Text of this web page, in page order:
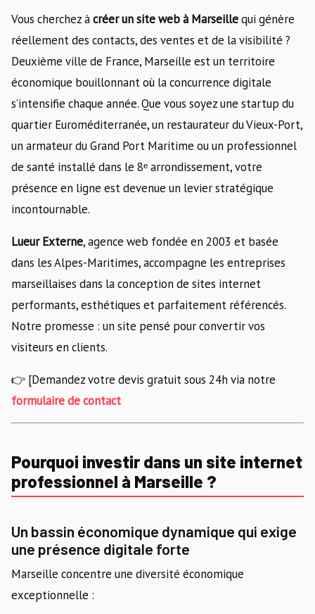
Vous cherchez àcréer un site web à Marseillequi génère
réellement des contacts, des ventes et de la visibilité ?
Deuxième ville de France, Marseille est un territoire
économique bouillonnant où la concurrence digitale
s’intensifie chaque année. Que vous soyez une startup du
quartier Euroméditerranée, un restaurateur du Vieux-Port,
un armateur du Grand Port Maritime ou un professionnel
de santé installé dans le 8ᵉ arrondissement, votre
présence en ligne est devenue un levier stratégique
incontournable.
Lueur Externe, agence web fondée en 2003 et basée
dans les Alpes-Maritimes, accompagne les entreprises
marseillaises dans la conception de sites internet
performants, esthétiques et parfaitement référencés.
Notre promesse : un site pensé pour convertir vos
visiteurs en clients.
👉 [Demandez votre devis gratuit sous 24h via notre
formulaire de contact
Pourquoi investir dans un site internet
professionnel à Marseille ?
Un bassin économique dynamique qui exige
une présence digitale forte
Marseille concentre une diversité économique
exceptionnelle :